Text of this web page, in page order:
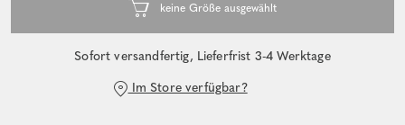
Sofort versandfertig, Lieferfrist 3-4 Werktage
Im Store verfügbar?